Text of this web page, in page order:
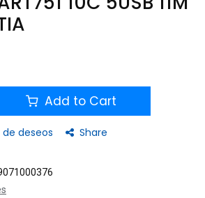
Add to Cart
deseos Share